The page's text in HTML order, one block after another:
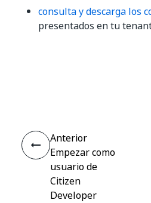
consulta y descarga los
presentados en tu
Anterior
Empezar como
usuario de
Citizen
Developer